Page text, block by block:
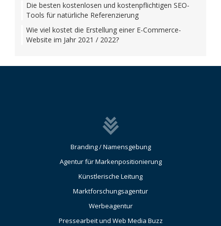
Die besten kostenlosen und kostenpflichtigen SEO-
Tools für natürliche Referenzierung
Wie viel kostet die Erstellung einer E-Commerce-
Website im Jahr 2021 / 2022?
Branding / Namensgebung
Agentur für Markenpositionierung
Künstlerische Leitung
Marktforschungsagentur
Werbeagentur
Pressearbeit und Web Media Buzz